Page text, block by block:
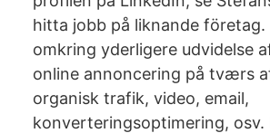
hitta jobb på liknande företag.
omkring yderligere udvidelse
online annoncering på tværs
organisk trafik, video, email,
konverteringsoptimering, osv.